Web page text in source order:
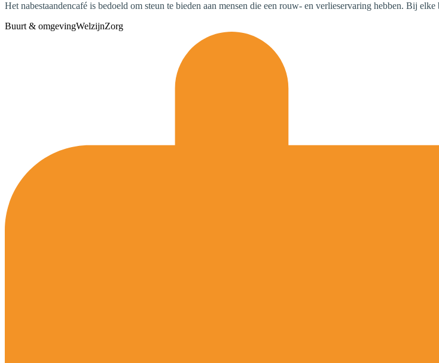
Het nabestaandencafé is bedoeld om steun te bieden aan mensen die een rouw- en verlieservaring hebben. Bij
Buurt & omgevingWelzijnZorg